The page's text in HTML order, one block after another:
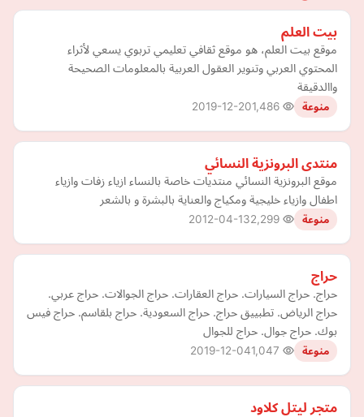
بيت العلم
موقع بيت العلم، هو موقع ثقافي تعليمي تربوي يسعي لأثراء
المحتوي العربي وتنوير العقول العربية بالمعلومات الصحيحة
واالدقيقة
منوعة 2019-12-20
منتدى البرونزية النسائي
موقع البرونزية النسائي منتديات خاصة بالنساء ازياء زفات وازياء
اطفال وازياء خليجية ومكياج والعناية بالبشرة و بالشعر
منوعة 2012-04-13
حراج
حراج. حراج السيارات. حراج العقارات. حراج الجوالات. حراج عربي.
حراج الرياض. تطبييق حراج. حراج السعودية. حراج بلقاسم. حراج فيس
بوك. حراج جوال. حراج للجوال
منوعة 2019-12-04
متجر ليتل كلاود